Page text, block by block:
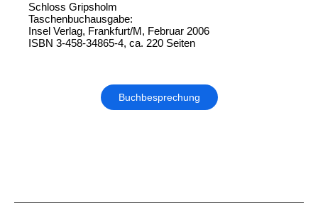
Schloss Gripsholm
Taschenbuchausgabe:
Insel Verlag, Frankfurt/M, Februar 2006
ISBN 3-458-34865-4, ca. 220 Seiten
Buchbesprechung